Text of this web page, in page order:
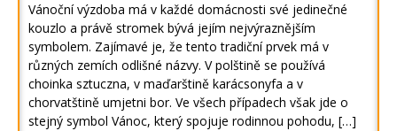
Vánoční výzdoba má v každé domácnosti své jedinečné
kouzlo a právě stromek bývá jejím nejvýraznějším
symbolem. Zajímavé je, že tento tradiční prvek má v
různých zemích odlišné názvy. V polštině se používá
choinka sztuczna, v maďarštině karácsonyfa a v
chorvatštině umjetni bor. Ve všech případech však jde o
stejný symbol Vánoc, který spojuje rodinnou pohodu, […]